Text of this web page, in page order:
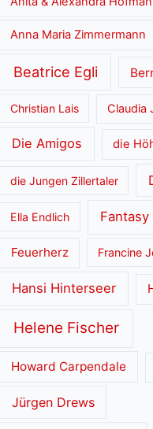
Anna Maria Zimmermann
Beatrice Egli
Christian Lais Claudia
Die Amigos die
die Jungen Zillertaler
Ella Endlich Fantasy
Feuerherz Francine
Hansi Hinterseer
Helene Fischer
Howard Carpendale
Jürgen Drews